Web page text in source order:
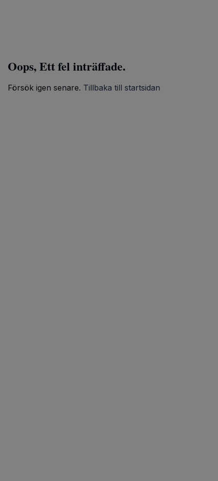
Oops, Ett fel inträffade.
Försök igen senare. Tillbaka till startsidan